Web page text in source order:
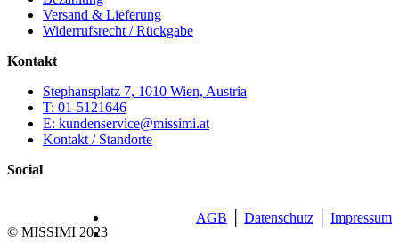
Versand & Lieferung
Widerrufsrecht / Rückgabe
Kontakt
Stephansplatz 7, 1010 Wien, Austria
T: 01-5121646
E: kundenservice@missimi.at
Kontakt / Standorte
Social
© MISSIMI 2023
AGB Datenschutz Impressum